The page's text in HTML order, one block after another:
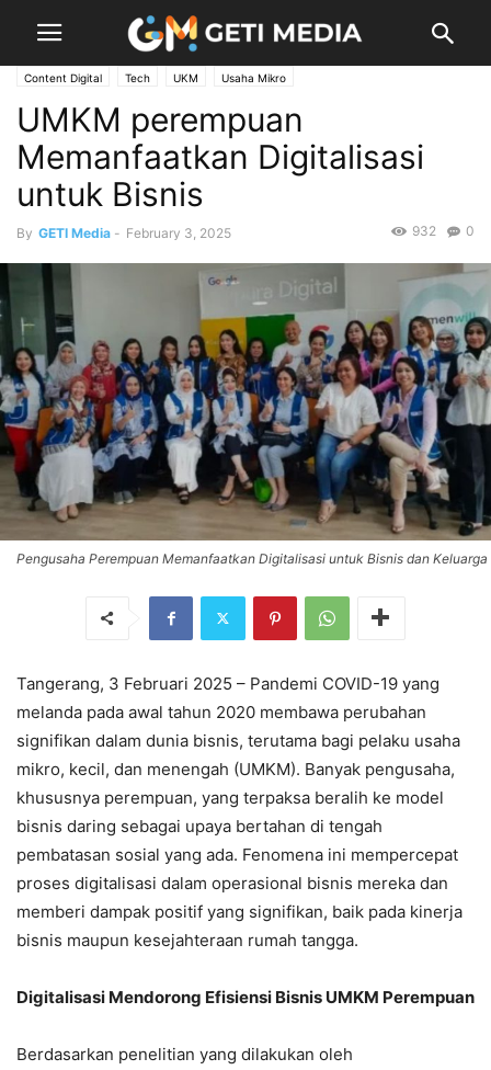
Content Digital Tech UKM Usaha Mikro
UMKM perempuan
Memanfaatkan Digitalisasi
untuk Bisnis
By GETI Media - February 3, 2025 0
932
Pengusaha Perempuan Memanfaatkan Digitalisasi untuk Bisnis dan Keluarga
Tangerang, 3 Februari 2025 – Pandemi COVID-19 yang
melanda pada awal tahun 2020 membawa perubahan
signifikan dalam dunia bisnis, terutama bagi pelaku usaha
mikro, kecil, dan menengah (UMKM). Banyak pengusaha,
khususnya perempuan, yang terpaksa beralih ke model
bisnis daring sebagai upaya bertahan di tengah
pembatasan sosial yang ada. Fenomena ini mempercepat
proses digitalisasi dalam operasional bisnis mereka dan
memberi dampak positif yang signifikan, baik pada kinerja
bisnis maupun kesejahteraan rumah tangga.
Digitalisasi Mendorong Efisiensi Bisnis UMKM Perempuan
Berdasarkan penelitian yang dilakukan oleh